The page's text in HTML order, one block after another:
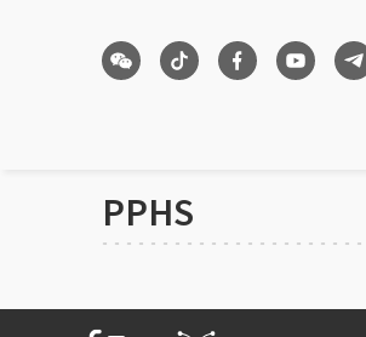
PPHS